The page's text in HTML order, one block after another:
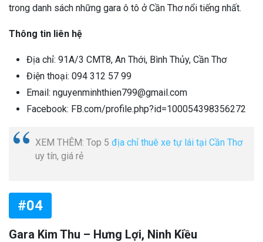
trong danh sách những gara ô tô ở Cần Thơ nổi tiếng nhất.
Thông tin liên hệ
Địa chỉ: 91A/3 CMT8, An Thới, Bình Thủy, Cần Thơ
Điện thoại: 094 312 57 99
Email: nguyenminhthien799@gmail.com
Facebook: FB.com/profile.php?id=100054398356272
XEM THÊM: Top 5 địa chỉ thuê xe tự lái tại Cần Thơ
uy tín, giá rẻ
#04
Gara Kim Thu – Hưng Lợi, Ninh Kiều